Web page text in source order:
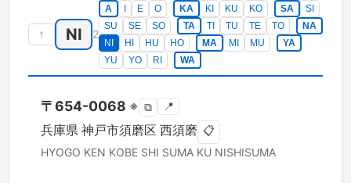
↑ NI 2
A E O KA KI KU KO SA
SI
SU
SE SO TA TI TU TE TO
NA
NI
HI HU HO MA MI MU
YA
YU
YO RI WA
〒654-0068 ※ ⧉ 📍
兵庫県 神戸市須磨区 西須磨 📋
HYOGO KEN KOBE SHI SUMA KU NISHISUMA